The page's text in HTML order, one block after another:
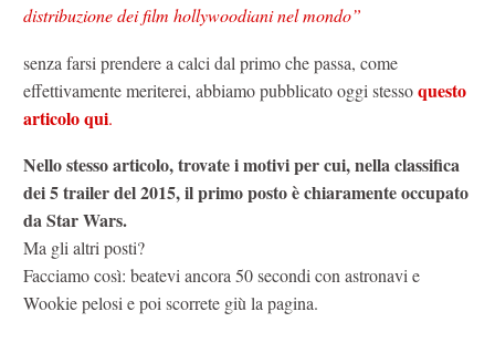
distribuzione dei film hollywoodiani nel mondo”
senza farsi prendere a calci dal primo che passa, come
effettivamente meriterei, abbiamo pubblicato oggi stessoquesto
articolo qui.
Nello stesso articolo, trovate i motivi per cui, nella classifica
dei 5 trailer del 2015, il primo posto è chiaramente occupato
da Star Wars.
Ma gli altri posti?
Facciamo così: beatevi ancora 50 secondi con astronavi e
Wookie pelosi e poi scorrete giù la pagina.